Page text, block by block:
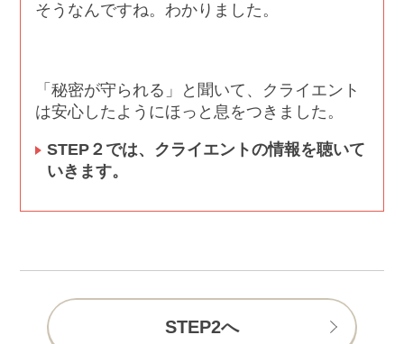
そうなんですね。わかりました。
「秘密が守られる」と聞いて、クライエント
は安心したようにほっと息をつきました。
STEP２では、クライエントの情報を聴いて
いきます。
STEP2へ